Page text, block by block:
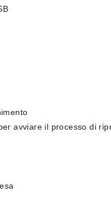
avviare il processo di